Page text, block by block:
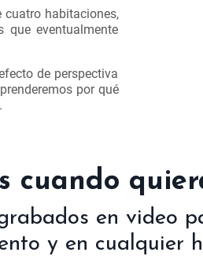
cuatro habitaciones,
eventualmente
de perspectiva
por qué
cuando
en video
y en cualquier